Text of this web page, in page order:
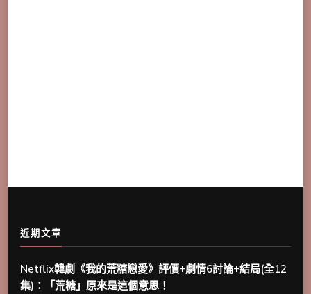
近期文章
Netflix韓劇《我的荒糖戀愛》評價+劇情6討論+結局(全12
集)：「荒糖」原來是這個意思！